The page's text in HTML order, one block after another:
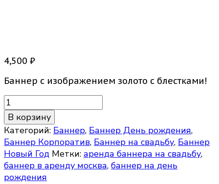
4,500 ₽
Баннер с изображением золото с блестками!
Количество
товара
Баннер
Золотой
В корзину
Категорий: Баннер, Баннер День рождения,
Баннер Корпоратив, Баннер на свадьбу, Баннер
Новый Год Метки: аренда баннера на свадьбу,
баннер в аренду москва, баннер на день
рождения